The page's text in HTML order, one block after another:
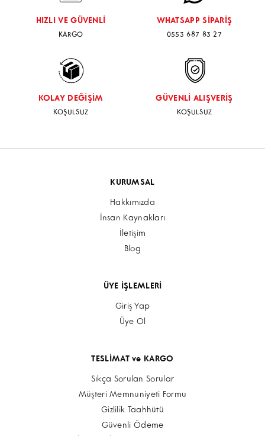
HIZLI VE GÜVENLİ
KARGO
WHATSAPP SİPARİŞ
0553 687 83 27
KOLAY DEĞİŞİM
KOŞULSUZ
GÜVENLİ ALIŞVERİŞ
KOŞULSUZ
KURUMSAL
Hakkımızda
İnsan Kaynakları
İletişim
Blog
ÜYE İŞLEMLERİ
Giriş Yap
Üye Ol
TESLİMAT ve KARGO
Sıkça Sorulan Sorular
Müşteri Memnuniyeti Formu
Gizlilik Taahhütü
Güvenli Ödeme